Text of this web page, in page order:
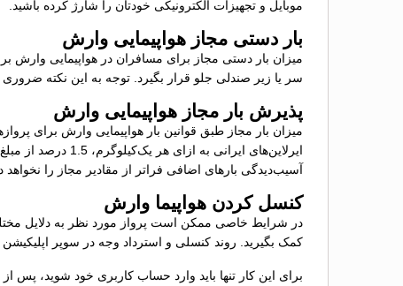
موبایل و تجهیزات الکترونیکی خودتان را شارژ کرده باشید.
بار دستی مجاز هواپیمایی وارش
سر یا زیر صندلی جلو قرار بگیرد. توجه به این نکته ضروری است که حمل اقلام
پذیرش بار مجاز هواپیمایی وارش
ایرلاین‌های
آسیب‌دیدگی بارهای اضافی فراتر از مقادیر مجاز را نخواهد
کنسل کردن هواپیما وارش
در شرایط خاصی ممکن است پرواز مورد نظر به دلایل
کمک بگیرید. روند کنسلی و استرداد وجه در سوپر
برای این کار تنها باید وارد حساب کاربری خود شوید، پس